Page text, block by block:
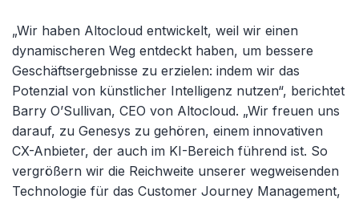
„Wir haben Altocloud entwickelt, weil wir einen
dynamischeren Weg entdeckt haben, um bessere
Geschäftsergebnisse zu erzielen: indem wir das
Potenzial von künstlicher Intelligenz nutzen“, berichtet
Barry O’Sullivan, CEO von Altocloud. „Wir freuen uns
darauf, zu Genesys zu gehören, einem innovativen
CX-Anbieter, der auch im KI-Bereich führend ist. So
vergrößern wir die Reichweite unserer wegweisenden
Technologie für das Customer Journey Management,